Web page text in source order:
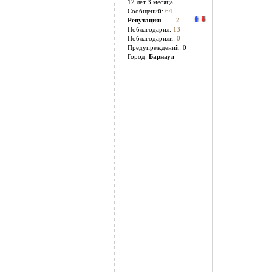
12 лет 3 месяцa
Сообщений: 64
Репутация: 2
Поблагодарил: 13
Поблагодарили: 0
Предупреждений: 0
Город: Барнаул